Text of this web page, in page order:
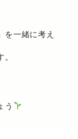
を一緒に考え
う